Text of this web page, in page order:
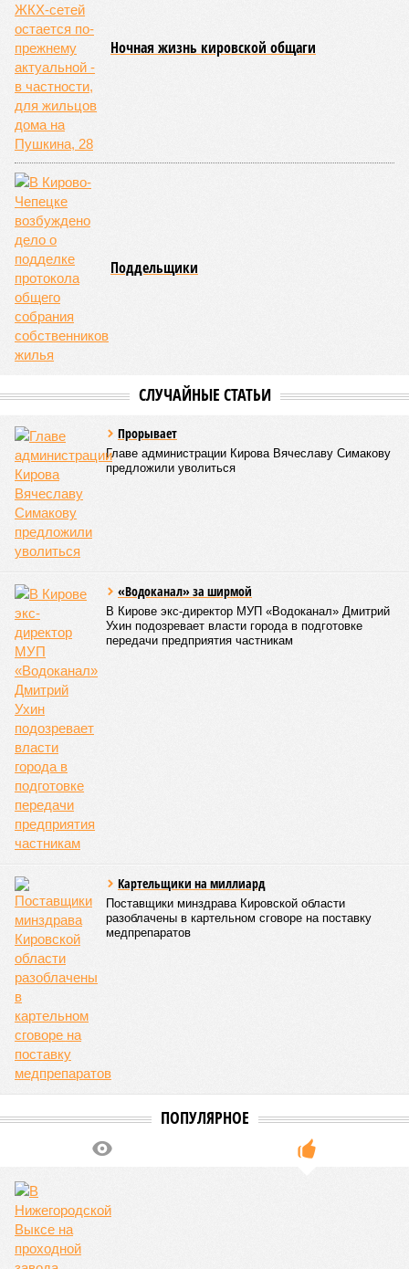
Ночная жизнь кировской общаги
Поддельщики
СЛУЧАЙНЫЕ СТАТЬИ
Прорывает
Главе администрации Кирова Вячеславу Симакову
предложили уволиться
«Водоканал» за ширмой
В Кирове экс-директор МУП «Водоканал» Дмитрий
Ухин подозревает власти города в подготовке
передачи предприятия частникам
Картельщики на миллиард
Поставщики минздрава Кировской области
разоблачены в картельном сговоре на поставку
медпрепаратов
ПОПУЛЯРНОЕ